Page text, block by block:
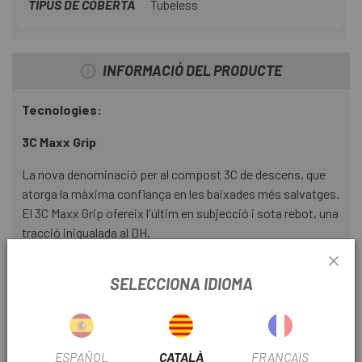
TIPUS DE COBERTA Tubeless
INFORMACIÓ DEL PRODUCTE
Tecnologies:
3C Maxx Grip
La nova denominació per al compost 3C de descens, que
atorga la màxima confiança en les baixades més salvatges.
El 3C Maxx Grip ofereix l'últim en subjecció i sota rebot, una
tracció inigualada al DH.
del pneumàtic a les llantes modernes, més amples. Els
pneumàtics WT estan optimitzats per a una amplada de
llanta interior de 35 mm, però s'ha comprovat que
SELECCIONA IDIOMA
ESPAÑOL CATALÀ FRANÇAIS